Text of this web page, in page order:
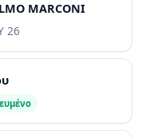
MARCONI
26